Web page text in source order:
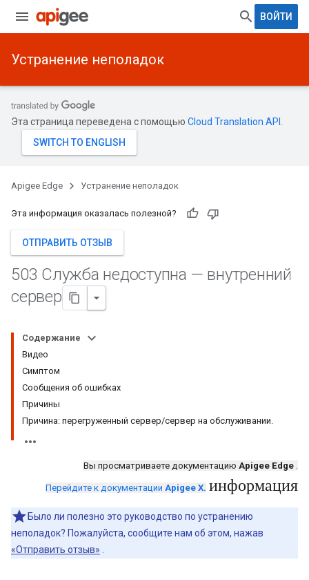
ВОЙТИ
Устранение неполадок
Эта страница переведена с помощью Cloud Translation API
Apigee Edge Устранение неполадок
Эта информация оказалась полезной?
ОТПРАВИТЬ ОТЗЫВ
503 Служба недоступна — внутренний
сервер
Содержание
Видео
Симптом
Сообщения об ошибках
Причины
Причина: перегруженный сервер/сервер на обслуживании.
Вы просматриваете документацию Apigee Edge .
Перейдите к документации Apigee X. информация
Было ли полезно это руководство по устранению
неполадок? Пожалуйста, сообщите нам об этом, нажав
«Отправить отзыв»